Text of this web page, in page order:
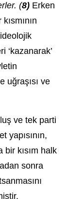
(8)Erken
‘kazanarak’
uğraşısı ve
ve tek parti
yapısının,
kısım halk
sonra